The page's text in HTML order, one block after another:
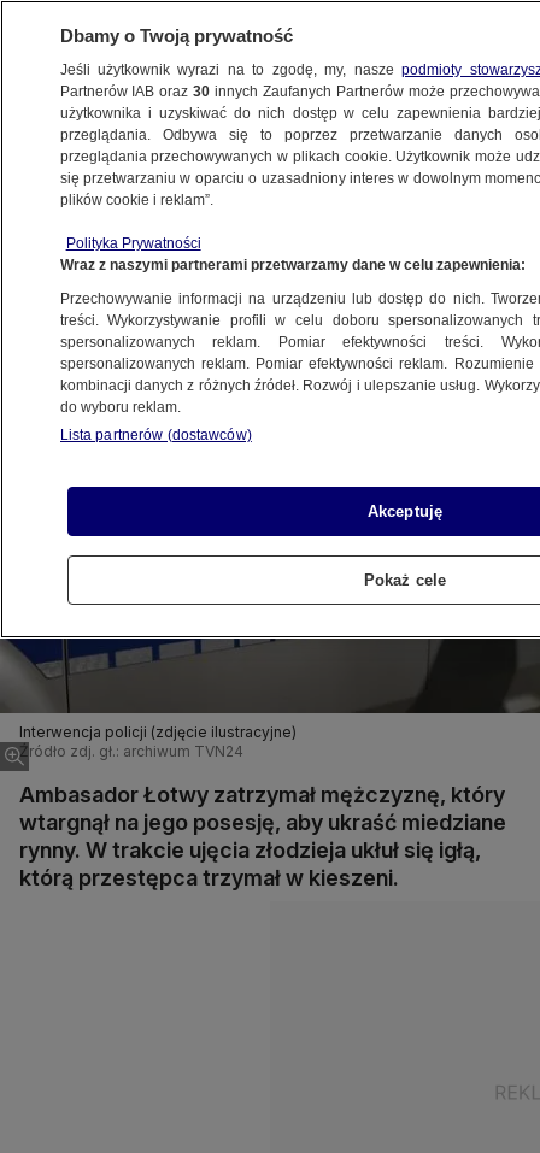
WARSZAWA
NAJNOWSZE
przed złodziejem
19.09.2017, 16:46
Udostępnij
Interwencja policji (zdjęcie ilustracyjne)
Źródło zdj. gł.: archiwum TVN24
Ambasador Łotwy zatrzymał mężczyznę, który
wtargnął na jego posesję, aby ukraść miedziane
rynny. W trakcie ujęcia złodzieja ukłuł się igłą,
którą przestępca trzymał w kieszeni.
Dbamy o Twoją prywatność
Jeśli użytkownik wyrazi na to zgodę, my, naszepodmioty
Partnerów IAB oraz30 innych Zaufanych Partnerów może
użytkownika i uzyskiwać do nich dostęp w celu zapewnienia
przeglądania. Odbywa się to poprzez przetwarzanie danych
przeglądania przechowywanych w plikach cookie. Użytkownik może
się przetwarzaniu w oparciu o uzasadniony interes w dowolnym
plików cookie i reklam”.
Polityka Prywatności
Wraz z naszymi partnerami przetwarzamy dane w celu zapewnienia:
Przechowywanie informacji na urządzeniu lub dostęp do nich.
treści. Wykorzystywanie profili w celu doboru spersonalizowanych
spersonalizowanych reklam. Pomiar efektywności treści.
spersonalizowanych reklam. Pomiar efektywności reklam.
kombinacji danych z różnych źródeł. Rozwój i ulepszanie usług.
do wyboru reklam.
Lista partnerów (dostawców)
Akceptuję
Pokaż cele